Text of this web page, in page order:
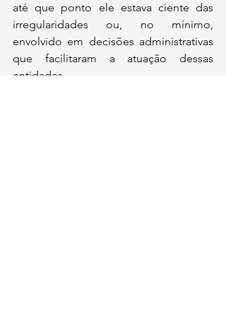
até que ponto ele estava ciente das
irregularidades ou, no mínimo,
envolvido em decisões administrativas
que facilitaram a atuação dessas
entidades.